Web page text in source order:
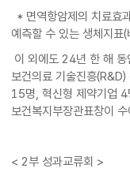
* 면역항암제의 치료효
예측할 수 있는 생체지표
이 외에도 24년 한 해
보건의료 기술진흥
15명, 혁신형 제약기업
보건복지부장관표창이
< 2부 성과교류회 >